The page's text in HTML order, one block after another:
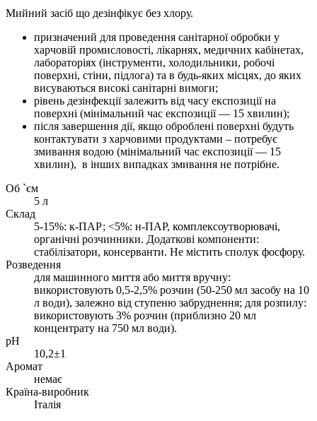
Мийний засіб що дезінфікує без хлору.
призначений для проведення санітарної обробки у
харчовій промисловості, лікарнях, медичних кабінетах,
лабораторіях (інструменти, холодильники, робочі
поверхні, стіни, підлога) та в будь-яких місцях, до яких
висуваються високі санітарні вимоги;
рівень дезінфекції залежить від часу експозиції на
поверхні (мінімальний час експозиції — 15 хвилин);
після завершення дії, якщо оброблені поверхні будуть
контактувати з харчовими продуктами – потребує
змивання водою (мінімальний час експозиції — 15
хвилин), в інших випадках змивання не потрібне.
Об `єм
5 л
Склад
5-15%: к-ПАР; <5%: н-ПАР, комплексоутворювачі,
органічні розчинники. Додаткові компоненти:
стабілізатори, консерванти. Не містить сполук фосфору.
Розведення
для машинного миття або миття вручну:
використовують 0,5-2,5% розчин (50-250 мл засобу на 10
л води), залежно від ступеню забруднення; для розпилу:
використовують 3% розчин (приблизно 20 мл
концентрату на 750 мл води).
pH
10,2±1
Аромат
немає
Країна-виробник
Італія